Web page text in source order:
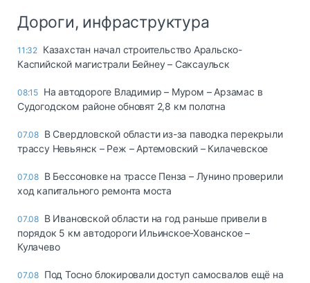
Дороги, инфраструктура
11:32 Казахстан начал строительство Аральско-
Каспийской магистрали Бейнеу – Саксаульск
08:15 На автодороге Владимир – Муром – Арзамас в
Судогодском районе обновят 2,8 км полотна
07.08 В Свердловской области из-за паводка перекрыли
трассу Невьянск – Реж – Артемовский – Килачевское
07.08 В Бессоновке на трассе Пенза – Лунино проверили
ход капитального ремонта моста
07.08 В Ивановской области на год раньше привели в
порядок 5 км автодороги Ильинское-Хованское –
Кулачево
07.08 Под Тосно блокировали доступ самосвалов ещё на